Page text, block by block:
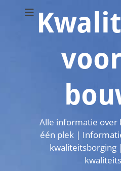
Alle informatie over
één plek |
kwaliteitsborging